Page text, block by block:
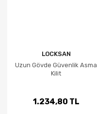
LOCKSAN
Uzun Gövde Güvenlik Asma
Kilit
1.234,80 TL